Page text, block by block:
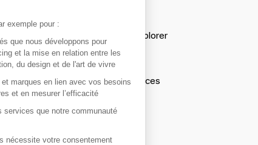
de milliers de fournisseurs à explorer
et sélections de produits tendances
exemple pour :
que nous développons pour
et la mise en relation entre les
du design et de l'art de vivre
marques en lien avec vos besoins
et en mesurer l’efficacité
services que notre communauté
nécessite votre consentement